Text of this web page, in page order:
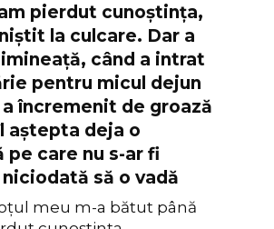
pierdut cunoștința,
la culcare. Dar a
când a intrat
pentru micul dejun
încremenit de groază
aștepta deja o
pe care nu s-ar fi
să o vadă
meu m-a bătut până